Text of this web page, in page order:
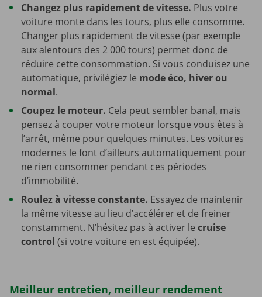
Changez plus rapidement de vitesse. Plus votre
voiture monte dans les tours, plus elle consomme.
Changer plus rapidement de vitesse (par exemple
aux alentours des 2 000 tours) permet donc de
réduire cette consommation. Si vous conduisez une
automatique, privilégiez le mode éco, hiver ou
normal.
Coupez le moteur. Cela peut sembler banal, mais
pensez à couper votre moteur lorsque vous êtes à
l’arrêt, même pour quelques minutes. Les voitures
modernes le font d’ailleurs automatiquement pour
ne rien consommer pendant ces périodes
d’immobilité.
Roulez à vitesse constante. Essayez de maintenir
la même vitesse au lieu d’accélérer et de freiner
constamment. N’hésitez pas à activer le cruise
control (si votre voiture en est équipée).
Meilleur entretien, meilleur rendement